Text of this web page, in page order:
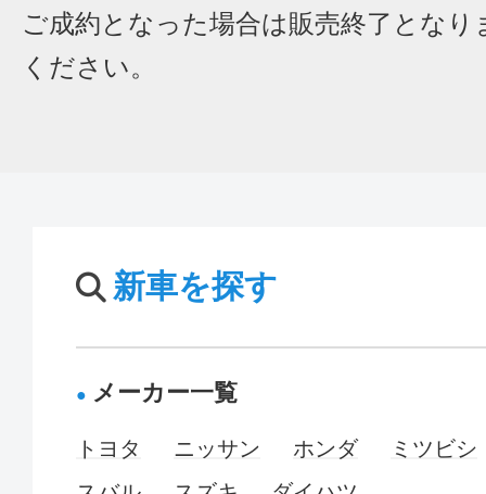
ご成約となった場合は販売終了となり
ください。
新車を探す
メーカー一覧
トヨタ ニッサン ホンダ
ミツビシ